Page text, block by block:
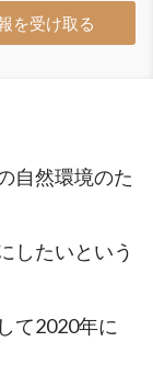
を受け取る
自然環境のた
したいという
て2020年に